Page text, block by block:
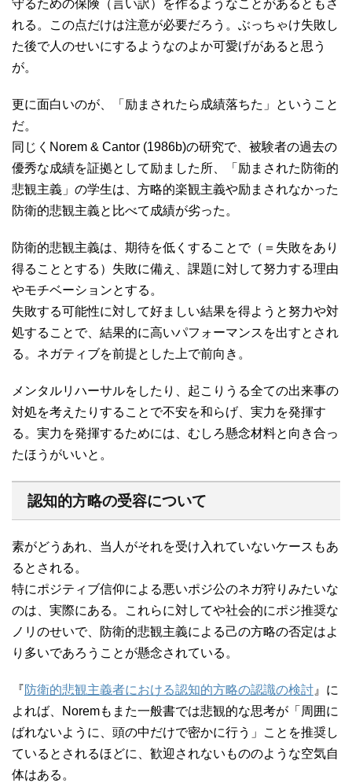
守るための保険（言い訳）を作るようなことがあるともさ
れる。この点だけは注意が必要だろう。ぶっちゃけ失敗し
た後で人のせいにするようなのよか可愛げがあると思う
が。
更に面白いのが、「励まされたら成績落ちた」ということ
だ。
同じくNorem & Cantor (1986b)の研究で、被験者の過去の
優秀な成績を証拠として励ました所、「励まされた防衛的
悲観主義」の学生は、方略的楽観主義や励まされなかった
防衛的悲観主義と比べて成績が劣った。
防衛的悲観主義は、期待を低くすることで（＝失敗をあり
得ることとする）失敗に備え、課題に対して努力する理由
やモチベーションとする。
失敗する可能性に対して好ましい結果を得ようと努力や対
処することで、結果的に高いパフォーマンスを出すとされ
る。ネガティブを前提とした上で前向き。
メンタルリハーサルをしたり、起こりうる全ての出来事の
対処を考えたりすることで不安を和らげ、実力を発揮す
る。実力を発揮するためには、むしろ懸念材料と向き合っ
たほうがいいと。
認知的方略の受容について
素がどうあれ、当人がそれを受け入れていないケースもあ
るとされる。
特にポジティブ信仰による悪いポジ公のネガ狩りみたいな
のは、実際にある。これらに対してや社会的にポジ推奨な
ノリのせいで、防衛的悲観主義による己の方略の否定はよ
り多いであろうことが懸念されている。
『 防衛的悲観主義者における認知的方略の認識の検討』に
よれば、Noremもまた一般書では悲観的な思考が「周囲に
ばれないように、頭の中だけで密かに行う」ことを推奨し
ているとされるほどに、歓迎されないもののような空気自
体はある。